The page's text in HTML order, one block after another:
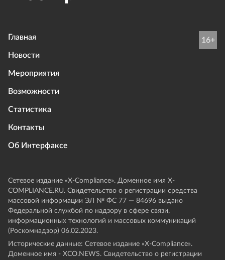
Главная
Новости
Мероприятия
Возможности
Статистика
Контакты
Об Интерфаксе
16+
Сетевое издание «Х-Compliance». Доменное имя X-
COMPLIANCE.RU. Свидетельство о регистрации средства
массовой информации ЭЛ № ФС 77 — 84696 выдано
Федеральной службой по надзору в сфере связи,
информационных технологий и массовых коммуникаций
(Роскомнадзор) 06.02.2023.
Исторические данные: Сетевое издание «Х-Compliance».
Доменное имя - XCO.NEWS. Свидетельство о регистрации